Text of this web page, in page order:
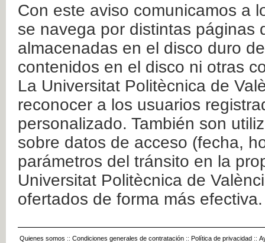
Con este aviso comunicamos a
se navega por distintas páginas
almacenadas en el disco duro
contenidos en el disco ni otras
La Universitat Politècnica de
reconocer a los usuarios
personalizado. También son
sobre datos de acceso (fecha,
parámetros del tránsito en la
Universitat Politècnica de
ofertados de forma más efectiva.
Quienes somos :: Condiciones generales de contratación :: Política de privacidad ::